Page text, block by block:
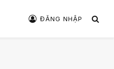
ĐĂNG NHẬP